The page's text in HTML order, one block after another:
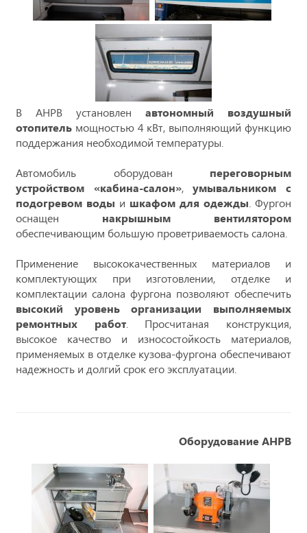
В АНРВ установлен автономный воздушный
отопитель мощностью 4 кВт, выполняющий функцию
поддержания необходимой температуры.
Автомобиль оборудован переговорным
устройством «кабина-салон»,умывальником с
подогревом воды и шкафом для одежды. Фургон
оснащен накрышным вентилятором
обеспечивающим большую проветриваемость салона.
Применение высококачественных материалов и
комплектующих при изготовлении, отделке и
комплектации салона фургона позволяют обеспечить
высокий уровень организации выполняемых
ремонтных работ. Просчитаная конструкция,
высокое качество и износостойкость материалов,
применяемых в отделке кузова-фургона обеспечивают
надежность и долгий срок его эксплуатации.
Оборудование АНРВ